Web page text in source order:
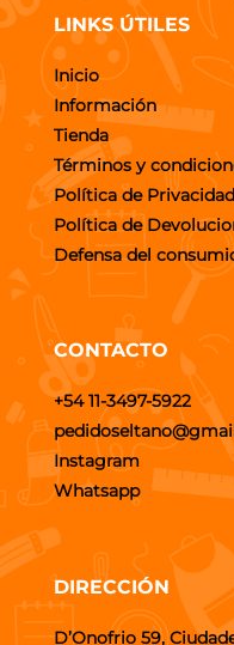
LINKS ÚTILES
Inicio
Información
Tienda
Términos y
Política de Privacidad
Política de
Defensa del
CONTACTO
+54 11-3497-5922
Instagram
Whatsapp
DIRECCIÓN
D’Onofrio 59,